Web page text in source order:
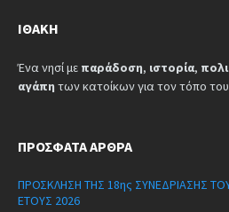
ΙΘΆΚΗ
Ένα νησί με παράδοση, ιστορία,
αγάπη των κατοίκων για τον τόπο
ΠΡΌΣΦΑΤΑ ΆΡΘΡΑ
ΠΡΟΣΚΛΗΣΗ ΤΗΣ 18ης ΣΥΝΕΔΡΙΑΣΗΣ
ΕΤΟΥΣ 2026